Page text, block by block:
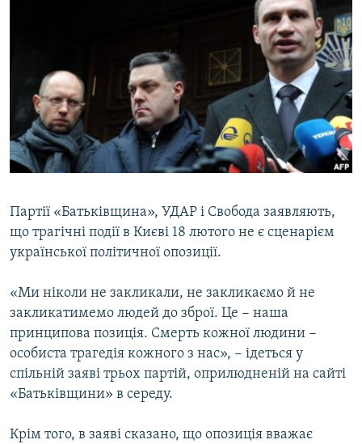
ДЕПОРТАЦІЯ
ВІДЕОУРОКИ «ELIFBE»
СВІДЧЕННЯ ОКУПАЦІЇ
УКРАЇНСЬКА ПРОБЛЕМА КРИМУ
ЯК ОБІЙТИ БЛОКУВАННЯ
Русский
Qırımtatar
Партії «Батьківщина», УДАР і Свобода заявляють,
що трагічні події в Києві 18 лютого не є сценарієм
української політичної опозиції.
«Ми ніколи не закликали, не закликаємо й не
закликатимемо людей до зброї. Це − наша
принципова позиція. Смерть кожної людини −
особиста трагедія кожного з нас», − ідеться у
спільній заяві трьох партій, оприлюдненій на сайті
«Батьківщини» в середу.
Крім того, в заяві сказано, що опозиція вважає